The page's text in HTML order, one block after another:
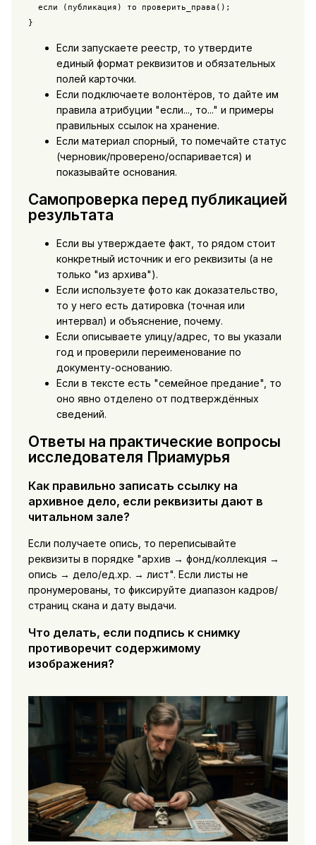
  если (публикация) то проверить_права();
}
Если запускаете реестр, то утвердите
единый формат реквизитов и обязательных
полей карточки.
Если подключаете волонтёров, то дайте им
правила атрибуции "если..., то..." и примеры
правильных ссылок на хранение.
Если материал спорный, то помечайте статус
(черновик/проверено/оспаривается) и
показывайте основания.
Самопроверка перед публикацией
результата
Если вы утверждаете факт, то рядом стоит
конкретный источник и его реквизиты (а не
только "из архива").
Если используете фото как доказательство,
то у него есть датировка (точная или
интервал) и объяснение, почему.
Если описываете улицу/адрес, то вы указали
год и проверили переименование по
документу-основанию.
Если в тексте есть "семейное предание", то
оно явно отделено от подтверждённых
сведений.
Ответы на практические вопросы
исследователя Приамурья
Как правильно записать ссылку на
архивное дело, если реквизиты дают в
читальном зале?
Если получаете опись, то переписывайте
реквизиты в порядке "архив → фонд/коллекция →
опись → дело/ед.хр. → лист". Если листы не
пронумерованы, то фиксируйте диапазон кадров/
страниц скана и дату выдачи.
Что делать, если подпись к снимку
противоречит содержимому
изображения?